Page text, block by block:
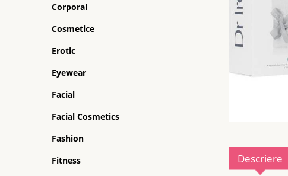
Corporal
Cosmetice
Erotic
Eyewear
Facial
Facial Cosmetics
Fashion
Fitness
Descriere